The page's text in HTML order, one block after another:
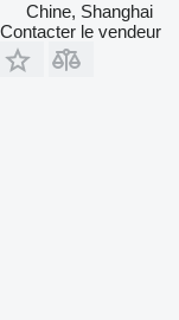
Chine, Shanghai
Contacter le vendeur